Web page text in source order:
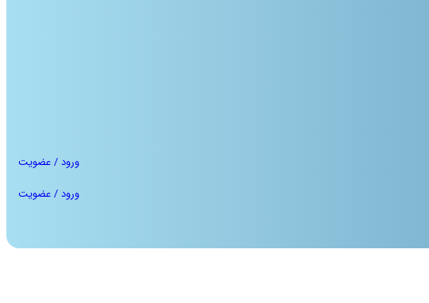
ورود / عضویت
ورود / عضویت